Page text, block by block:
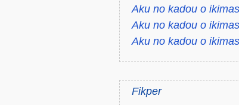
Aku no kadou o
Aku no kadou o
Aku no kadou o
Fikper